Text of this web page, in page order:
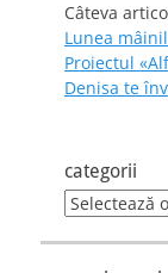
Câteva
Lunea
Proiectul
Denisa te
categorii
categorii